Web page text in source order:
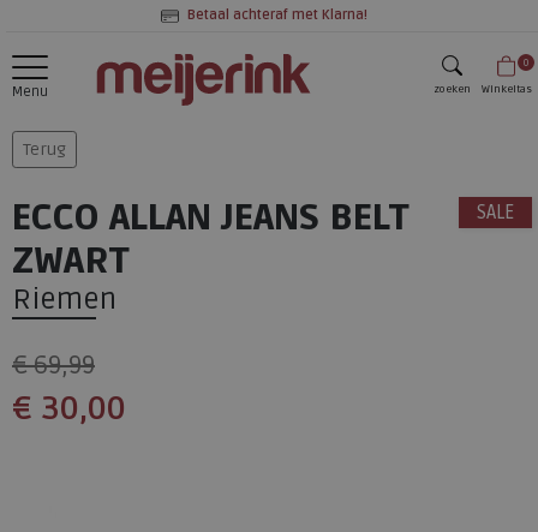
Betaal achteraf met Klarna!
Menu zoeken
0
Winkeltas
Terug
SALE
ECCO ALLAN JEANS BELT
ZWART
Riemen
€ 69,99
€ 30,00